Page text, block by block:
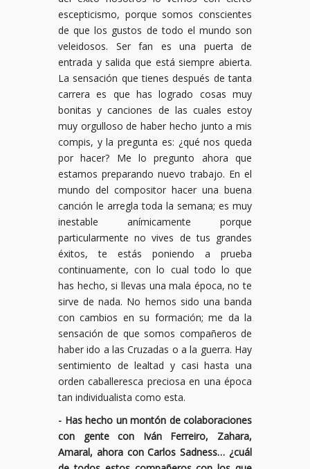
escepticismo, porque somos conscientes
de que los gustos de todo el mundo son
veleidosos. Ser fan es una puerta de
entrada y salida que está siempre abierta.
La sensación que tienes después de tanta
carrera es que has logrado cosas muy
bonitas y canciones de las cuales estoy
muy orgulloso de haber hecho junto a mis
compis, y la pregunta es: ¿qué nos queda
por hacer? Me lo pregunto ahora que
estamos preparando nuevo trabajo. En el
mundo del compositor hacer una buena
canción le arregla toda la semana; es muy
inestable anímicamente porque
particularmente no vives de tus grandes
éxitos, te estás poniendo a prueba
continuamente, con lo cual todo lo que
has hecho, si llevas una mala época, no te
sirve de nada. No hemos sido una banda
con cambios en su formación; me da la
sensación de que somos compañeros de
haber ido a las Cruzadas o a la guerra. Hay
sentimiento de lealtad y casi hasta una
orden caballeresca preciosa en una época
tan individualista como esta.
- Has hecho un montón de colaboraciones
con gente con Iván Ferreiro, Zahara,
Amaral, ahora con Carlos Sadness… ¿cuál